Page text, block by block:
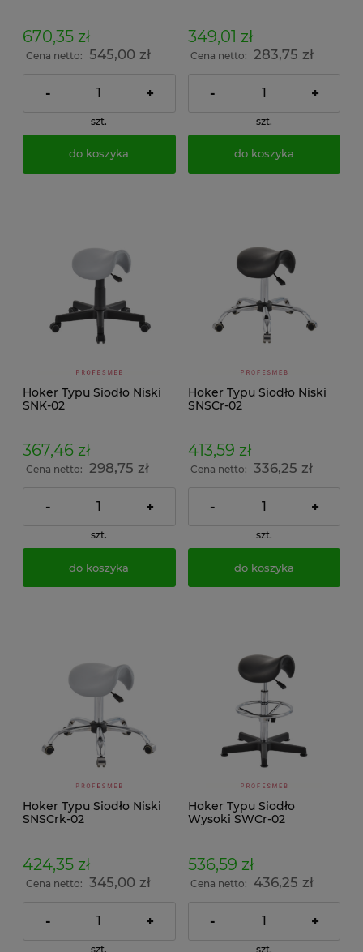
670,35 zł
Cena netto: 545,00 zł
- +
szt.
do koszyka
349,01 zł
Cena netto: 283,75 zł
- +
szt.
do koszyka
Hoker Typu Siodło Niski
SNK-02
367,46 zł
Cena netto: 298,75 zł
- +
szt.
do koszyka
Hoker Typu Siodło Niski
SNSCr-02
413,59 zł
Cena netto: 336,25 zł
- +
szt.
do koszyka
Hoker Typu Siodło Niski
SNSCrk-02
424,35 zł
Cena netto: 345,00 zł
- +
szt.
Hoker Typu Siodło
Wysoki SWCr-02
536,59 zł
Cena netto: 436,25 zł
- +
szt.